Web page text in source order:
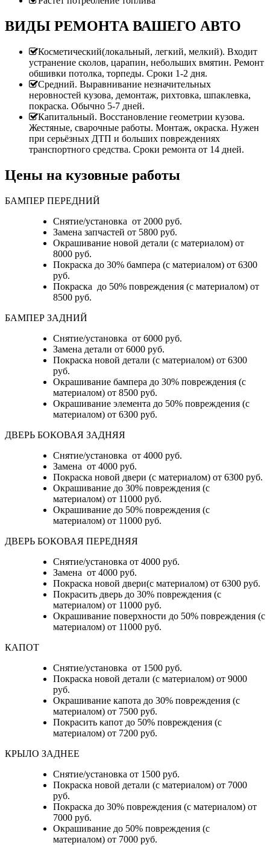
ВИДЫ РЕМОНТА ВАШЕГО АВТО
Косметический(локальный, легкий, мелкий). Входит
устранение сколов, царапин, небольших вмятин. Ремонт
обшивки потолка, торпеды. Сроки 1-2 дня.
Средний. Выравнивание незначительных
неровностей кузова, демонтаж, рихтовка, шпаклевка,
покраска. Обычно 5-7 дней.
Капитальный. Восстановление геометрии кузова.
Жестяные, сварочные работы. Монтаж, окраска. Нужен
при серьёзных ДТП и больших повреждениях
транспортного средства. Сроки ремонта от 14 дней.
Цены на кузовные работы
БАМПЕР ПЕРЕДНИЙ
Снятие/установка от 2000 руб.
Замена запчастей от 5800 руб.
Окрашивание новой детали (с материалом) от
8000 руб.
Покраска до 30% бампера (с материалом) от 6300
руб.
Покраска до 50% повреждения (с материалом) от
8500 руб.
БАМПЕР ЗАДНИЙ
Снятие/установка от 6000 руб.
Замена детали от 6000 руб.
Покраска новой детали (с материалом) от 6300
руб.
Окрашивание бампера до 30% повреждения (с
материалом) от 8500 руб.
Окрашивание элемента до 50% повреждения (с
материалом) от 6300 руб.
ДВЕРЬ БОКОВАЯ ЗАДНЯЯ
Снятие/установка от 4000 руб.
Замена от 4000 руб.
Покраска новой двери (с материалом) от 6300 руб.
Окрашивание до 30% повреждения (с
материалом) от 11000 руб.
Окрашивание до 50% повреждения (с
материалом) от 11000 руб.
ДВЕРЬ БОКОВАЯ ПЕРЕДНЯЯ
Снятие/установка от 4000 руб.
Замена от 4000 руб.
Покраска новой двери(с материалом) от 6300 руб.
Покрасить дверь до 30% повреждения (с
материалом) от 11000 руб.
Окрашивание поверхности до 50% повреждения (с
материалом) от 11000 руб.
КАПОТ
Снятие/установка от 1500 руб.
Покраска новой детали (с материалом) от 9000
руб.
Окрашивание капота до 30% повреждения (с
материалом) от 7500 руб.
Покрасить капот до 50% повреждения (с
материалом) от 7200 руб.
КРЫЛО ЗАДНЕЕ
Снятие/установка от 1500 руб.
Покраска новой детали (с материалом) от 7000
руб.
Покраска до 30% повреждения (с материалом) от
7000 руб.
Окрашивание до 50% повреждения (с
материалом) от 7000 руб.